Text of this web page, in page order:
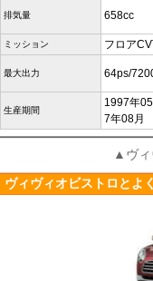
排気量 658cc
ミッション フロア
最大出力 64ps/
生産期間
1997年
7年08月
▲ヴィ
ヴィヴィオビストロとよ